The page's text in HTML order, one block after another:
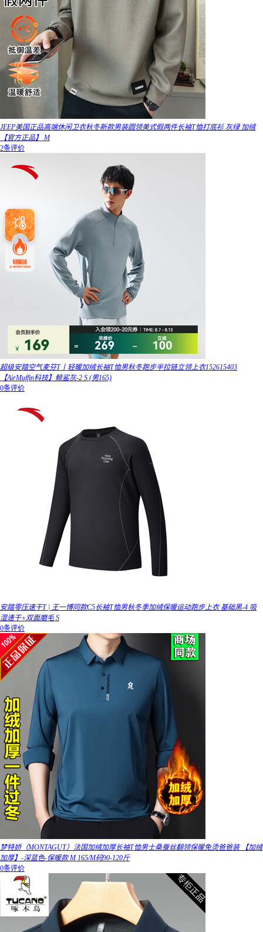
JEEP美国正品高端休闲卫衣秋冬新款男装圆领美式假两件长袖T恤打底衫 灰绿 加绒
【官方正品】 M
2条评价
超级安踏空气麦芬T丨轻暖加绒长袖T恤男秋冬跑步半拉链立领上衣152615403
【AirMuffin科技】鲸鲨灰-2 S (男165)
0条评价
安踏零压速干T | 王一博同款C5长袖T恤男秋冬季加绒保暖运动跑步上衣 基础黑-4 吸
湿速干+双面磨毛 S
0条评价
梦特娇（MONTAGUT）法国加绒加厚长袖T恤男士桑蚕丝翻领保暖免烫爸爸装 【加绒
加厚】-深蓝色-保暖款 M 165/M码90-120斤
0条评价